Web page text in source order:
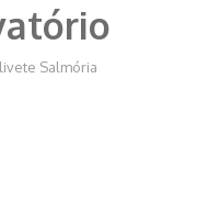
Salmória